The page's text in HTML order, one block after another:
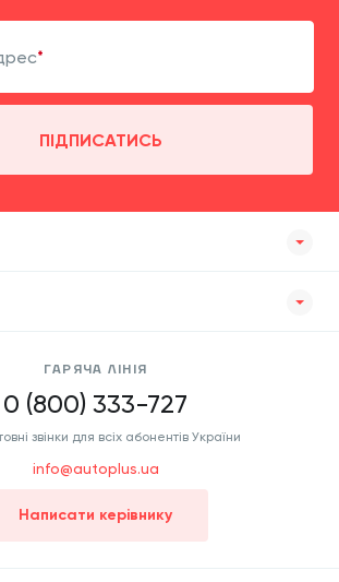
ПІДПИСАТИСЬ
ГАРЯЧА ЛІНІЯ
0 (800) 333-727
звінки для всіх абонентів України
info@autoplus.ua
Написати керівнику